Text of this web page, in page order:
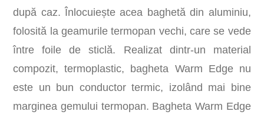
după caz. Înlocuiește acea baghetă din aluminiu,
folosită la geamurile termopan vechi, care se vede
între foile de sticlă. Realizat dintr-un material
compozit, termoplastic, bagheta Warm Edge nu
este un bun conductor termic, izolând mai bine
marginea gemului termopan. Bagheta Warm Edge